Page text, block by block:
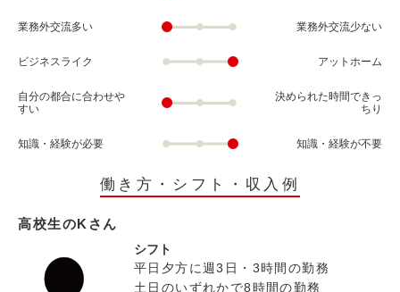
業務外交流多い 業務外交流少ない
ビジネスライク アットホーム
自分の都合に合わせや
すい
決められた時間できっ
ちり
知識・経験が必要 知識・経験が不要
働き方・シフト・収入例
高校生のKさん
シフト
平日夕方に週3日・3時間の勤務
土日のいずれかで8時間の勤務